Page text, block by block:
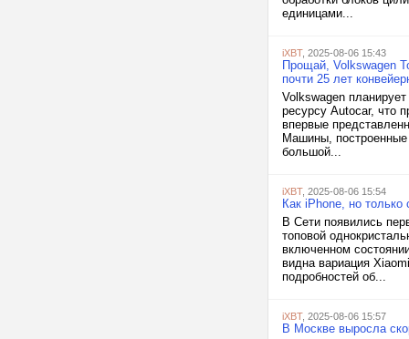
единицами...
iXBT, 2025-08-06 15:43
Прощай, Volkswagen
почти 25 лет
Volkswagen
ресурсу Autocar, что
впервые
Машины,
большой...
iXBT, 2025-08-06 15:54
Как iPhone, но
В Сети появились
топовой
включенном
видна вариация
подробностей об...
iXBT, 2025-08-06 15:57
В Москве выросла